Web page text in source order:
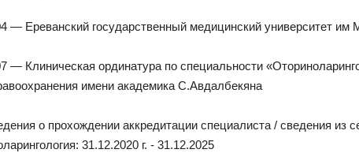
— Ереванский государственный медицинский университет им
— Клиническая ординатура по специальности
имени академика С.Авдалбекяна
о прохождении аккредитации специалиста / сведения из
31.12.2020 г. - 31.12.2025